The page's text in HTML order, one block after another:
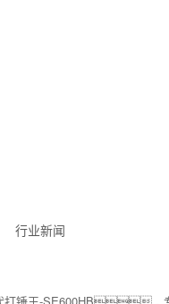
行业新闻